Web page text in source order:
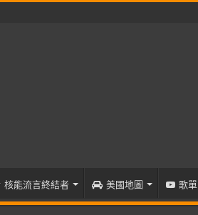
核能流言終結者 美國地圖 歌單